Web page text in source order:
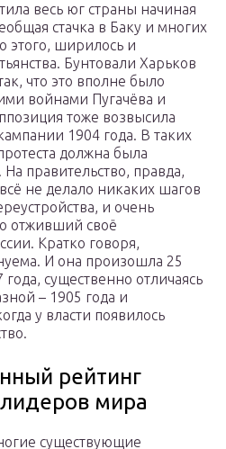
весь юг страны начиная
стачка в Баку и многих
этого, ширилось и
Бунтовали Харьков
что это вполне было
войнами Пугачёва и
тоже возвысила
1904 года. В таких
должна была
На правительство, правда,
не делало никаких шагов
и очень
отживший своё
Кратко говоря,
И она произошла 25
существенно отличаясь
– 1905 года и
у власти появилось
рейтинг
мира
существующие